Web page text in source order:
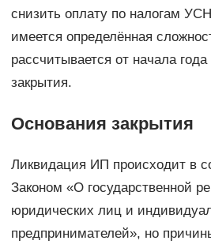
снизить оплату по налогам
имеется определённая
рассчитывается от начала
закрытия.
Основания закрытия
Ликвидация ИП происходит в
Законом «О государственной
юридических лиц и
предпринимателей», но